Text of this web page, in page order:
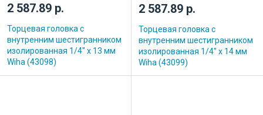
2 587.89 р.
Торцевая головка с
внутренним шестигранником
изолированная 1/4" х 13 мм
Wiha (43098)
2 587.89 р.
Торцевая головка с
внутренним шестигранником
изолированная 1/4" х 14 мм
Wiha (43099)